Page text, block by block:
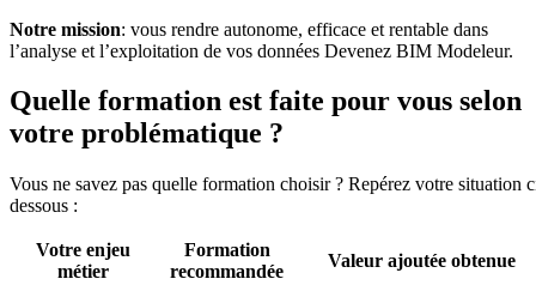
Notre mission: vous rendre autonome, efficace et rentable dans
l’analyse et l’exploitation de vos données Devenez BIM Modeleur.
Quelle formation est faite pour vous selon
votre problématique ?
Vous ne savez pas quelle formation choisir ? Repérez votre situation
dessous :
Votre enjeu
métier
Formation
recommandée
Valeur ajoutée obtenue